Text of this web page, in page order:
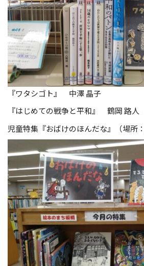
『ワタシゴト』 中澤 晶子
『はじめての戦争と平和』 鶴岡 路人
児童特集『おばけのほんだな』（場所